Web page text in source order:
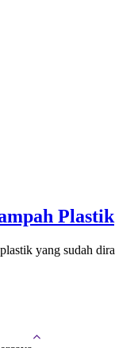
Plastik
yang sudah